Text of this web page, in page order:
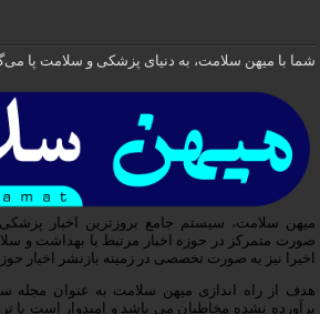
شما با میهن سلامت، به دنیای پزشکی و سلامت پا
صورت متمرکز در حوزه اخبار مرتبط با بهداشت و
اخیرا نیز به صورت تخصصی در زمینه بازنشر اخبار
هدف از راه اندازی میهن سلامت به عنوان مجله
برآورده نشده مخاطبان می باشد و امیدوار است با